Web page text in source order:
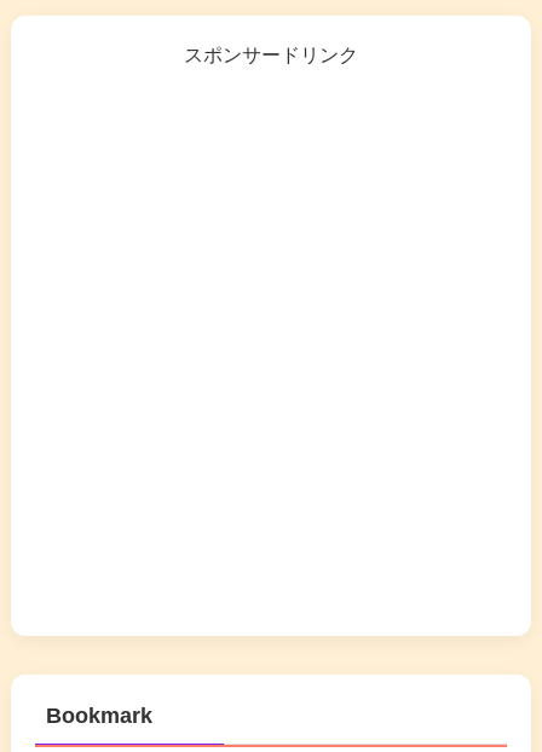
スポンサードリンク
Bookmark